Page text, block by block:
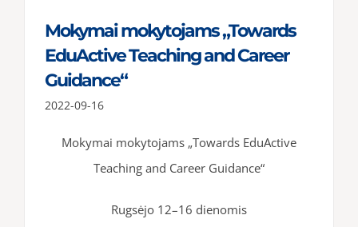
Mokymai mokytojams „Towards
EduActive Teaching and Career
Guidance“
2022-09-16
Mokymai mokytojams „Towards EduActive
Teaching and Career Guidance“
Rugsėjo 12–16 dienomis